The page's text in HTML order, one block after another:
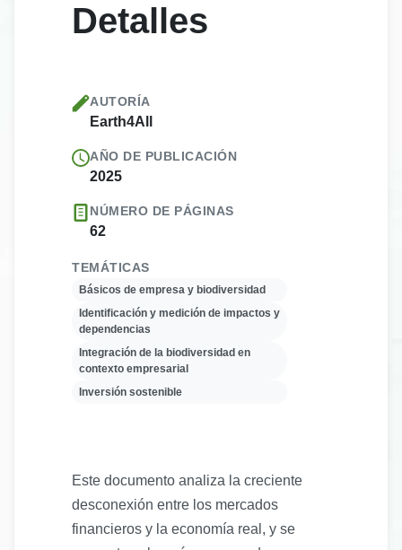
Detalles
AUTORÍA
Earth4All
AÑO DE PUBLICACIÓN
2025
NÚMERO DE PÁGINAS
62
TEMÁTICAS
Básicos de empresa y biodiversidad
Identificación y medición de impactos y
dependencias
Integración de la biodiversidad en
contexto empresarial
Inversión sostenible
Este documento analiza la creciente
desconexión entre los mercados
financieros y la economía real, y se